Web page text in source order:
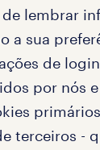
lembrar
a sua
de
por nós
terceiros -